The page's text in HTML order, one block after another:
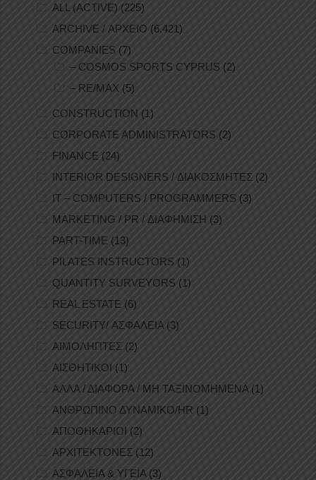
ALL (ACTIVE) (225)
ARCHIVE / ΑΡΧΕΙΟ (6,421)
COMPANIES (7)
– COSMOS SPORTS CYPRUS (2)
– RE/MAX (5)
CONSTRUCTION (1)
CORPORATE ADMINISTRATORS (2)
FINANCE (24)
INTERIOR DESIGNERS / ΔΙΑΚΟΣΜΗΤΕΣ (2)
IT – COMPUTERS / PROGRAMMERS (3)
MARKETING / PR / ΔΙΑΦΗΜΙΣΗ (3)
PART-TIME (13)
PILATES INSTRUCTORS (1)
QUANTITY SURVEYORS (1)
REAL ESTATE (6)
SECURITY/ ΑΣΦΑΛΕΙΑ (3)
ΑΙΜΟΛΗΠΤΕΣ (2)
ΑΙΣΘΗΤΙΚΟΙ (1)
ΑΛΛΑ / ΔΙΑΦΟΡΑ / ΜΗ ΤΑΞΙΝΟΜΗΜΕΝΑ (1)
ΑΝΘΡΩΠΙΝΟ ΔΥΝΑΜΙΚΟ/HR (1)
ΑΠΟΘΗΚΑΡΙΟΙ (2)
ΑΡΧΙΤΕΚΤΟΝΕΣ (12)
ΑΣΦΑΛΕΙΑ & ΥΓΕΙΑ(3)